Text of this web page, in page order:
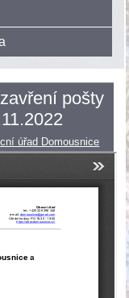
pošty
úřad Domousnice